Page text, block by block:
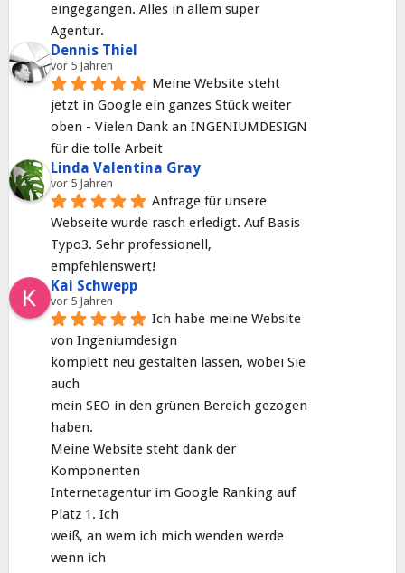
eingegangen. Alles in allem super
Agentur.
Dennis Thiel
vor 5 Jahren
Meine Website steht
jetzt in Google ein ganzes Stück weiter
oben - Vielen Dank an INGENIUMDESIGN
für die tolle Arbeit
Linda Valentina Gray
vor 5 Jahren
Anfrage für unsere
Webseite wurde rasch erledigt. Auf Basis
Typo3. Sehr professionell,
empfehlenswert!
Kai Schwepp
vor 5 Jahren
Ich habe meine Website
von Ingeniumdesign
komplett neu gestalten lassen, wobei Sie
auch
mein SEO in den grünen Bereich gezogen
haben.
Meine Website steht dank der
Komponenten
Internetagentur im Google Ranking auf
Platz 1. Ich
weiß, an wem ich mich wenden werde
wenn ich